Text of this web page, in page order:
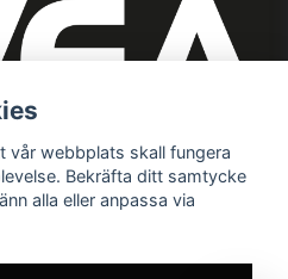
vår webbplats skall fungera
Bekräfta ditt samtycke
alla eller anpassa via